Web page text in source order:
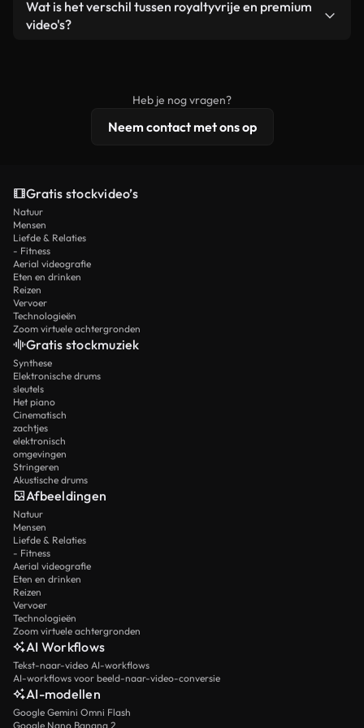
een losstaand product.
remixen. Zorg er wel voor dat het eindproduct
Wat is het verschil tussen royaltyvrije en premium
video's?
licentiebescherming omvat.
Heb je nog vragen?
Neem contact met ons op
Gratis stockvideo’s
Natuur
Mensen
Liefde & Relaties
- Fitness
Aerial videografie
Eten en drinken
Reizen
Vervoer
Technologieën
Zoom virtuele achtergronden
Gratis stockmuziek
Synthese
Elektronische drums
sleutels
Het piano
Cinematisch
zachtjes
elektronisch
omgevingen
Stringeren
Akustische drums
Afbeeldingen
Natuur
Mensen
Liefde & Relaties
- Fitness
Aerial videografie
Eten en drinken
Reizen
Vervoer
Technologieën
Zoom virtuele achtergronden
AI Workflows
Tekst-naar-video AI-workflows
AI-workflows voor beeld-naar-video-conversie
AI-modellen
Google Gemini Omni Flash
Google Nano Banana 2